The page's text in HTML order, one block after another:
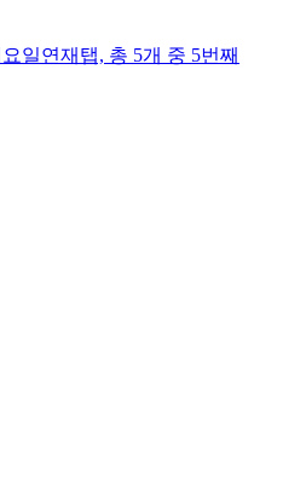
요일연재 탭, 총 5개 중 5번째